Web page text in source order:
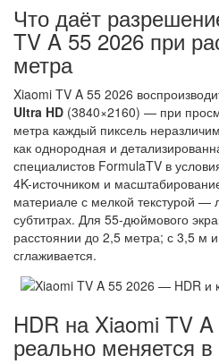
Что даёт
TV A 55 2026 при
метра
Xiaomi TV A 55 2026
Ultra HD (3840×2160) — при
метра каждый пиксель
как однородная и
специалистов FormulaTV в
4K-источником и
материале с мелкой текстурой —
субтитрах. Для 55-дюймового
расстоянии до 2,5 метра; с 3,5 м
сглаживается.
HDR на Xiaomi TV
реально меняется в